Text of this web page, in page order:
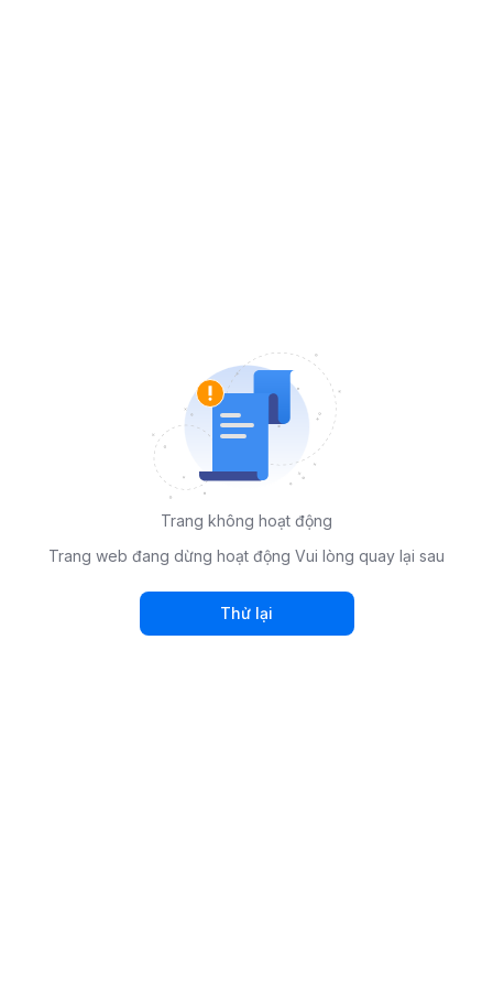
Trang không hoạt động
Trang web đang dừng hoạt động Vui lòng quay lại sau
Thử lại